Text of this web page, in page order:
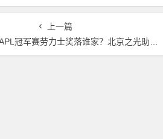
武煌54.4万领跑，主赛第一
轮晋级版图再添40人
上一篇
劳力士奖落谁家？北京之光助战一条命，实现百万梦想更近一步！